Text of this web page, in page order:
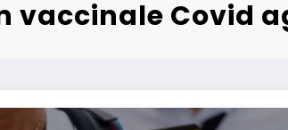
vaccinale Covid